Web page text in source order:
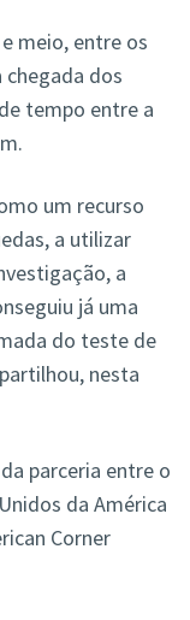
meio, entre os
dos
tempo entre a
um recurso
a utilizar
a
já uma
do teste de
nesta
parceria entre o
da América
Corner